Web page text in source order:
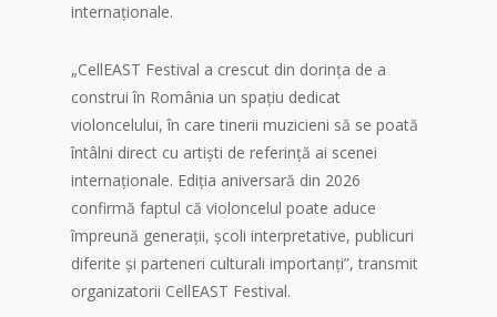
internaționale.
„CellEAST Festival a crescut din dorința de a
construi în România un spațiu dedicat
violoncelului, în care tinerii muzicieni să se poată
întâlni direct cu artiști de referință ai scenei
internaționale. Ediția aniversară din 2026
confirmă faptul că violoncelul poate aduce
împreună generații, școli interpretative, publicuri
diferite și parteneri culturali importanți”, transmit
organizatorii CellEAST Festival.